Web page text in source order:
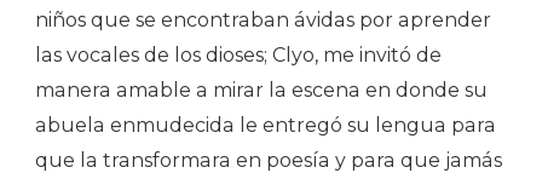
niños que se encontraban ávidas por aprender
las vocales de los dioses; Clyo, me invitó de
manera amable a mirar la escena en donde su
abuela enmudecida le entregó su lengua para
que la transformara en poesía y para que jamás